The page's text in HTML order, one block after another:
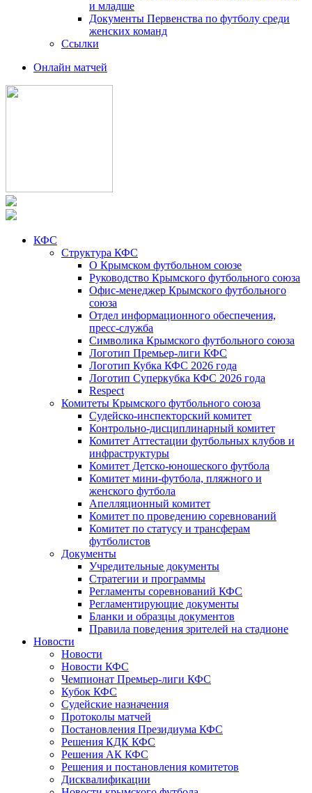
и младше
Документы Первенства по футболу среди
женских команд
Ссылки
Онлайн матчей
КФС
Структура КФС
О Крымском футбольном союзе
Руководство Крымского футбольного союза
Офис-менеджер Крымского футбольного
союза
Отдел информационного обеспечения,
пресс-служба
Символика Крымского футбольного союза
Логотип Премьер-лиги КФС
Логотип Кубка КФС 2026 года
Логотип Суперкубка КФС 2026 года
Respect
Комитеты Крымского футбольного союза
Судейско-инспекторский комитет
Контрольно-дисциплинарный комитет
Комитет Аттестации футбольных клубов и
инфраструктуры
Комитет Детско-юношеского футбола
Комитет мини-футбола, пляжного и
женского футбола
Апелляционный комитет
Комитет по проведению соревнований
Комитет по статусу и трансферам
футболистов
Документы
Учредительные документы
Стратегии и программы
Регламенты соревнований КФС
Регламентирующие документы
Бланки и образцы документов
Правила поведения зрителей на стадионе
Новости
Новости
Новости КФС
Чемпионат Премьер-лиги КФС
Кубок КФС
Судейские назначения
Протоколы матчей
Постановления Президиума КФС
Решения КДК КФС
Решения АК КФС
Решения и постановления комитетов
Дисквалификации